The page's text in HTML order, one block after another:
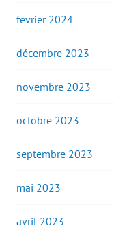
février 2024
décembre 2023
novembre 2023
octobre 2023
septembre 2023
mai 2023
avril 2023